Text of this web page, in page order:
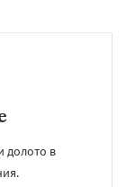
долото в